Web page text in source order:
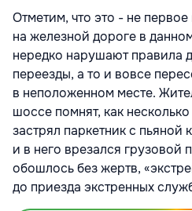
Отметим, что это - не
на железной дороге в
нередко нарушают правила
переезды, а то и вовсе
в неположенном месте.
шоссе помнят, как
застрял паркетник с пьяной
и в него врезался грузовой
обошлось без жертв,
до приезда экстренных